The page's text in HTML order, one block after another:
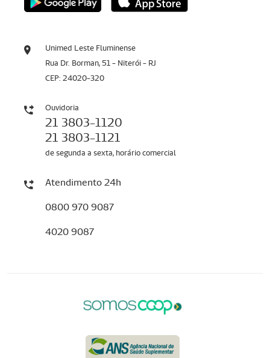
Unimed Leste Fluminense
Rua Dr. Borman, 51 - Niterói - RJ
CEP: 24020-320
Ouvidoria
21 3803-1120
21 3803-1121
de segunda a sexta, horário comercial
Atendimento 24h
0800 970 9087
4020 9087